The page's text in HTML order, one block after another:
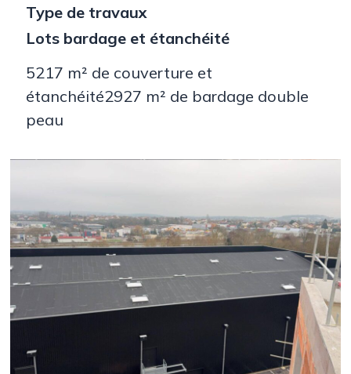
Type de travaux
Lots bardage et étanchéité
5217 m² de couverture et
étanchéité2927 m² de bardage double
peau